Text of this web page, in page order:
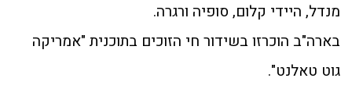
מנדל, היידי קלום, סופיה ורגרה.
בארה"ב הוכרזו בשידור חי הזוכים בתוכנית "אמריקה
גוט טאלנט".